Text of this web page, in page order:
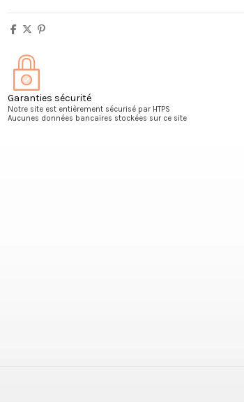
Garanties sécurité
Notre site est entièrement sécurisé par HTPS
Aucunes données bancaires stockées sur ce site